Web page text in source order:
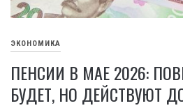
ЭКОНОМИКА
ПЕНСИИ В МАЕ 2026:
БУДЕТ, НО ДЕЙСТВУЮТ